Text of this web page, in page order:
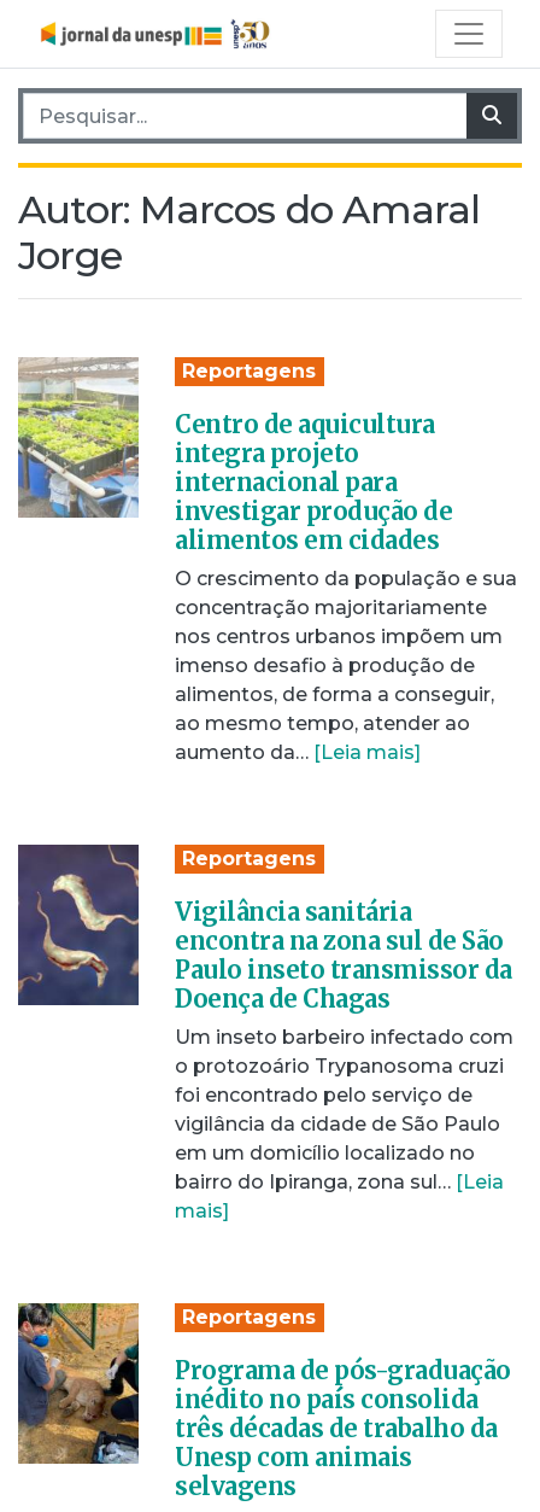
Pesquisar por:
Autor: Marcos do Amaral
Jorge
Reportagens
Centro de aquicultura
integra projeto
internacional para
investigar produção de
alimentos em cidades
O crescimento da população e sua
concentração majoritariamente
nos centros urbanos impõem um
imenso desafio à produção de
alimentos, de forma a conseguir,
ao mesmo tempo, atender ao
aumento da… [Leia mais]
Reportagens
Vigilância sanitária
encontra na zona sul de São
Paulo inseto transmissor da
Doença de Chagas
Um inseto barbeiro infectado com
o protozoário Trypanosoma cruzi
foi encontrado pelo serviço de
vigilância da cidade de São Paulo
em um domicílio localizado no
bairro do Ipiranga, zona sul… [Leia
mais]
Reportagens
Programa de pós-graduação
inédito no país consolida
três décadas de trabalho da
Unesp com animais
selvagens